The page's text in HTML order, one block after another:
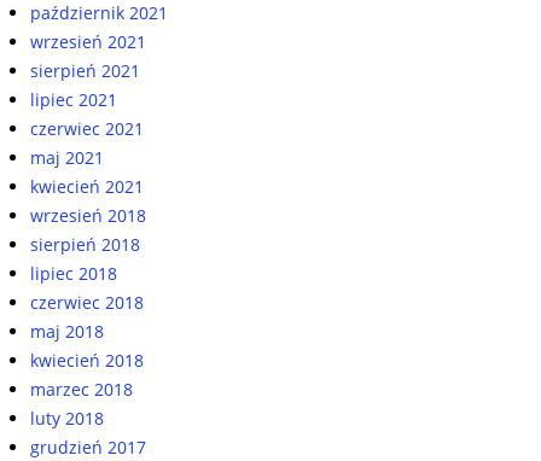
październik 2021
wrzesień 2021
sierpień 2021
lipiec 2021
czerwiec 2021
maj 2021
kwiecień 2021
wrzesień 2018
sierpień 2018
lipiec 2018
czerwiec 2018
maj 2018
kwiecień 2018
marzec 2018
luty 2018
grudzień 2017